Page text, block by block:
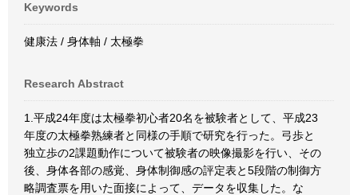
Keywords
健康法 / 身体軸 / 太極拳
Research Abstract
1.平成24年度は太極拳初心者20名を被験者として、平成23
年度の太極拳熟練者と同様の手順で研究を行った。弓歩と
独立歩の2課題動作について被験者の映像撮影を行い、その
後、身体各部の感覚、身体制御感の評定表と5段階の制御方
略調査票を用いた面接によって、データを収集した。な